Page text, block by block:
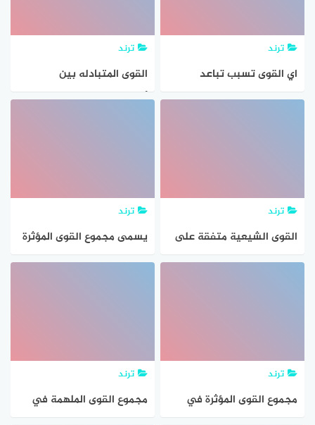
ترند
اي القوى تسبب تباعد
الصفائح ؟
ترند
القوى المتبادله بين
ألكترونين هي
ترند
القوى الشيعية متفقة على
إجراء الانتخابات بموعدها
ترند
يسمى مجموع القوى المؤثرة
في جسم ما
ترند
مجموع القوى المؤثرة في
ترند
مجموع القوى الملهمة في